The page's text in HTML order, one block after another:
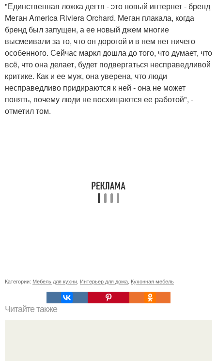
"Единственная ложка дегтя - это новый интернет - бренд
Меган America Riviera Orchard. Меган плакала, когда
бренд был запущен, а ее новый джем многие
высмеивали за то, что он дорогой и в нем нет ничего
особенного. Сейчас маркл дошла до того, что думает, что
всё, что она делает, будет подвергаться несправедливой
критике. Как и ее муж, она уверена, что люди
несправедливо придираются к ней - она не может
понять, почему люди не восхищаются ее работой", -
отметил том.
Категории: Мебель для кухни, Интерьер для дома, Кухонная мебель
Читайте также